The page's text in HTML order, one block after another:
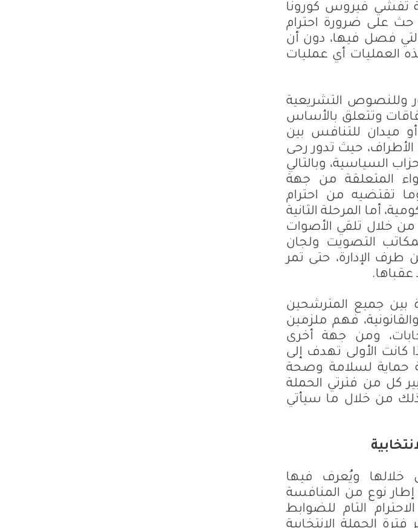
تفشي فيروس كورونا
حث على ضرورة احترام
فصل فيها، دون أن
العمليات أي عمليات
وللنصوص التشريعية
وتتعلق بالأساس
ميدان للتنافس بين
حيث تدور رحى
السياسية، وبالتالي
المتعلقة من جهة
تقتضيه من احترام
أما المرحلة الثانية
من خلال تلقي الأصوات
التصويت ولجان
طرف الإدارة، حتى تمر
عقباها.
بين جميع المترشحين
فهم ملزمين
ومن جهة أخرى
كانت الأولى تهدف إلى
حماية لسلامة وصحة
كل من فترتي الحملة
وذلك من خلال ما سيأتي
خلالها ويُعرف فيها
إطار نوع من المنافسة
التام للضوابط
الحملة الانتخابية